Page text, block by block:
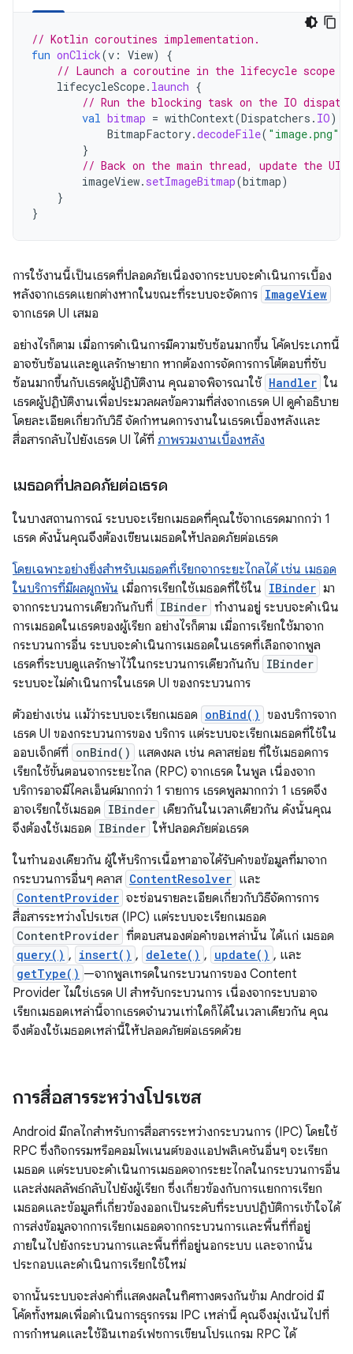
// Kotlin coroutines implementation.
fun onClick(v : View)
{
// Launch a coroutine in the lifecycle scope
lifecycleScope. launch {
// Run the blocking task on the IO
val bitmap = withContext(Dispatchers . IO)
BitmapFactory.decodeFile( "image.png"
}
// Back on the main thread, update the UI.
imageView. setImageBitmap(bitmap)
}
}
การใช้งานนี้เป็นเธรดที่ปลอดภัยเนื่องจากระบบจะดำเนินการเบื้อง
หลังจากเธรดแยกต่างหากในขณะที่ระบบจะจัดการ ImageView
จากเธรด UI เสมอ
อย่างไรก็ตาม เมื่อการดำเนินการมีความซับซ้อนมากขึ้น โค้ดประเภทนี้
อาจซับซ้อนและดูแลรักษายาก หากต้องการจัดการการโต้ตอบที่ซับ
ซ้อนมากขึ้นกับเธรดผู้ปฏิบัติงาน คุณอาจพิจารณาใช้ Handler ใน
เธรดผู้ปฏิบัติงานเพื่อประมวลผลข้อความที่ส่งจากเธรด UI ดูคำอธิบาย
โดยละเอียดเกี่ยวกับวิธี จัดกำหนดการงานในเธรดเบื้องหลังและ
สื่อสารกลับไปยังเธรด UI ได้ที่ ภาพรวมงานเบื้องหลัง
เมธอดที่ปลอดภัยต่อเธรด
ในบางสถานการณ์ ระบบจะเรียกเมธอดที่คุณใช้จากเธรดมากกว่า 1
เธรด ดังนั้นคุณจึงต้องเขียนเมธอดให้ปลอดภัยต่อเธรด
โดยเฉพาะอย่างยิ่งสำหรับเมธอดที่เรียกจากระยะไกลได้ เช่น เมธอด
ในบริการที่มีผลผูกพัน เมื่อการเรียกใช้เมธอดที่ใช้ใน IBinder มา
จากกระบวนการเดียวกันกับที่ IBinder ทำงานอยู่ ระบบจะดำเนิน
การเมธอดในเธรดของผู้เรียก อย่างไรก็ตาม เมื่อการเรียกใช้มาจาก
กระบวนการอื่น ระบบจะดำเนินการเมธอดในเธรดที่เลือกจากพูล
เธรดที่ระบบดูแลรักษาไว้ในกระบวนการเดียวกันกับ IBinder
ระบบจะไม่ดำเนินการในเธรด UI ของกระบวนการ
ตัวอย่างเช่น แม้ว่าระบบจะเรียกเมธอด onBind() ของบริการจาก
เธรด UI ของกระบวนการของ บริการ แต่ระบบจะเรียกเมธอดที่ใช้ใน
ออบเจ็กต์ที่ onBind()
แสดงผล เช่น คลาสย่อย ที่ใช้เมธอดการ
เรียกใช้ขั้นตอนจากระยะไกล (RPC) จากเธรด ในพูล เนื่องจาก
บริการอาจมีไคลเอ็นต์มากกว่า 1 รายการ เธรดพูลมากกว่า 1 เธรดจึง
อาจเรียกใช้เมธอด IBinder เดียวกันในเวลาเดียวกัน ดังนั้นคุณ
จึงต้องใช้เมธอด IBinder ให้ปลอดภัยต่อเธรด
ในทำนองเดียวกัน ผู้ให้บริการเนื้อหาอาจได้รับคำขอข้อมูลที่มาจาก
กระบวนการอื่นๆ คลาส ContentResolver และ
ContentProvider จะซ่อนรายละเอียดเกี่ยวกับวิธีจัดการการ
สื่อสารระหว่างโปรเซส (IPC) แต่ระบบจะเรียกเมธอด
ContentProvider ที่ตอบสนองต่อคำขอเหล่านั้น ได้แก่ เมธอด
query() , insert() , delete() , update() , และ
getType() —จากพูลเทรดในกระบวนการของ Content
Provider ไม่ใช่เธรด UI สำหรับกระบวนการ เนื่องจากระบบอาจ
เรียกเมธอดเหล่านี้จากเธรดจำนวนเท่าใดก็ได้ในเวลาเดียวกัน คุณ
จึงต้องใช้เมธอดเหล่านี้ให้ปลอดภัยต่อเธรดด้วย
การสื่อสารระหว่างโปรเซส
Android มีกลไกสำหรับการสื่อสารระหว่างกระบวนการ (IPC) โดยใช้
RPC ซึ่งกิจกรรมหรือคอมโพเนนต์ของแอปพลิเคชันอื่นๆ จะเรียก
เมธอด แต่ระบบจะดำเนินการเมธอดจากระยะไกลในกระบวนการอื่น
และส่งผลลัพธ์กลับไปยังผู้เรียก ซึ่งเกี่ยวข้องกับการแยกการเรียก
เมธอดและข้อมูลที่เกี่ยวข้องออกเป็นระดับที่ระบบปฏิบัติการเข้าใจได้
การส่งข้อมูลจากการเรียกเมธอดจากกระบวนการและพื้นที่ที่อยู่
ภายในไปยังกระบวนการและพื้นที่ที่อยู่นอกระบบ และจากนั้น
ประกอบและดำเนินการเรียกใช้ใหม่
จากนั้นระบบจะส่งค่าที่แสดงผลในทิศทางตรงกันข้าม Android มี
โค้ดทั้งหมดเพื่อดำเนินการธุรกรรม IPC เหล่านี้ คุณจึงมุ่งเน้นไปที่
การกำหนดและใช้อินเทอร์เฟซการเขียนโปรแกรม RPC ได้